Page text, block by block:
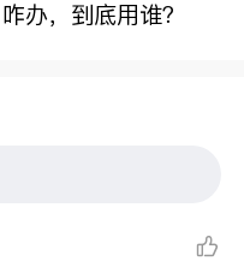
办，到底用谁？